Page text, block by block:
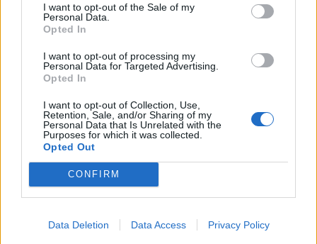
I want to opt-out of the Sale of my
Personal Data.
Opted In
I want to opt-out of processing my
Personal Data for Targeted Advertising.
Opted In
I want to opt-out of Collection, Use,
Retention, Sale, and/or Sharing of my
Personal Data that Is Unrelated with the
Purposes for which it was collected.
Opted Out
CONFIRM
Data Deletion Data Access Privacy Policy
Scarica riepilogo
stagionale
Giornata VotoFV Entrato Uscito Bonus/Malus
PAR 1-1 ATA
CAG 2-0
4 CRE 0-0 PAR
PAR 2-1 TOR